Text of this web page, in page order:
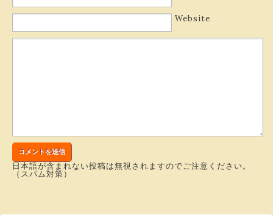
Website
日本語が含まれない投稿は無視されますのでご注意ください。
（スパム対策）